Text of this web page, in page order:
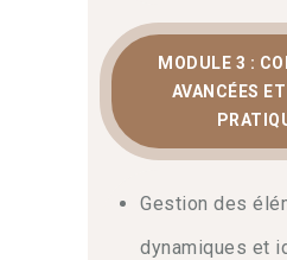
MODULE 3 :
AVANCÉES
Gestion des
dynamiques et